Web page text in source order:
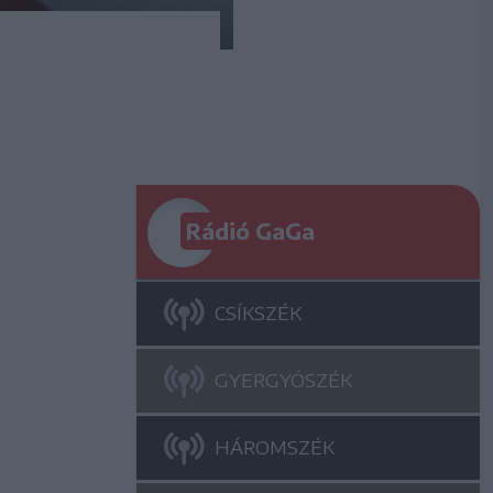
Rádió GaGa
CSÍKSZÉK
GYERGYÓSZÉK
HÁROMSZÉK